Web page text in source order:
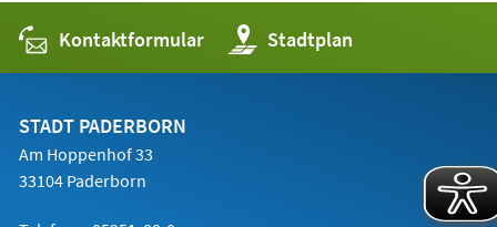
Kontaktformular Stadtplan
(Öffnet
in
einem
STADT PADERBORN
Am Hoppenhof 33
33104 Paderborn